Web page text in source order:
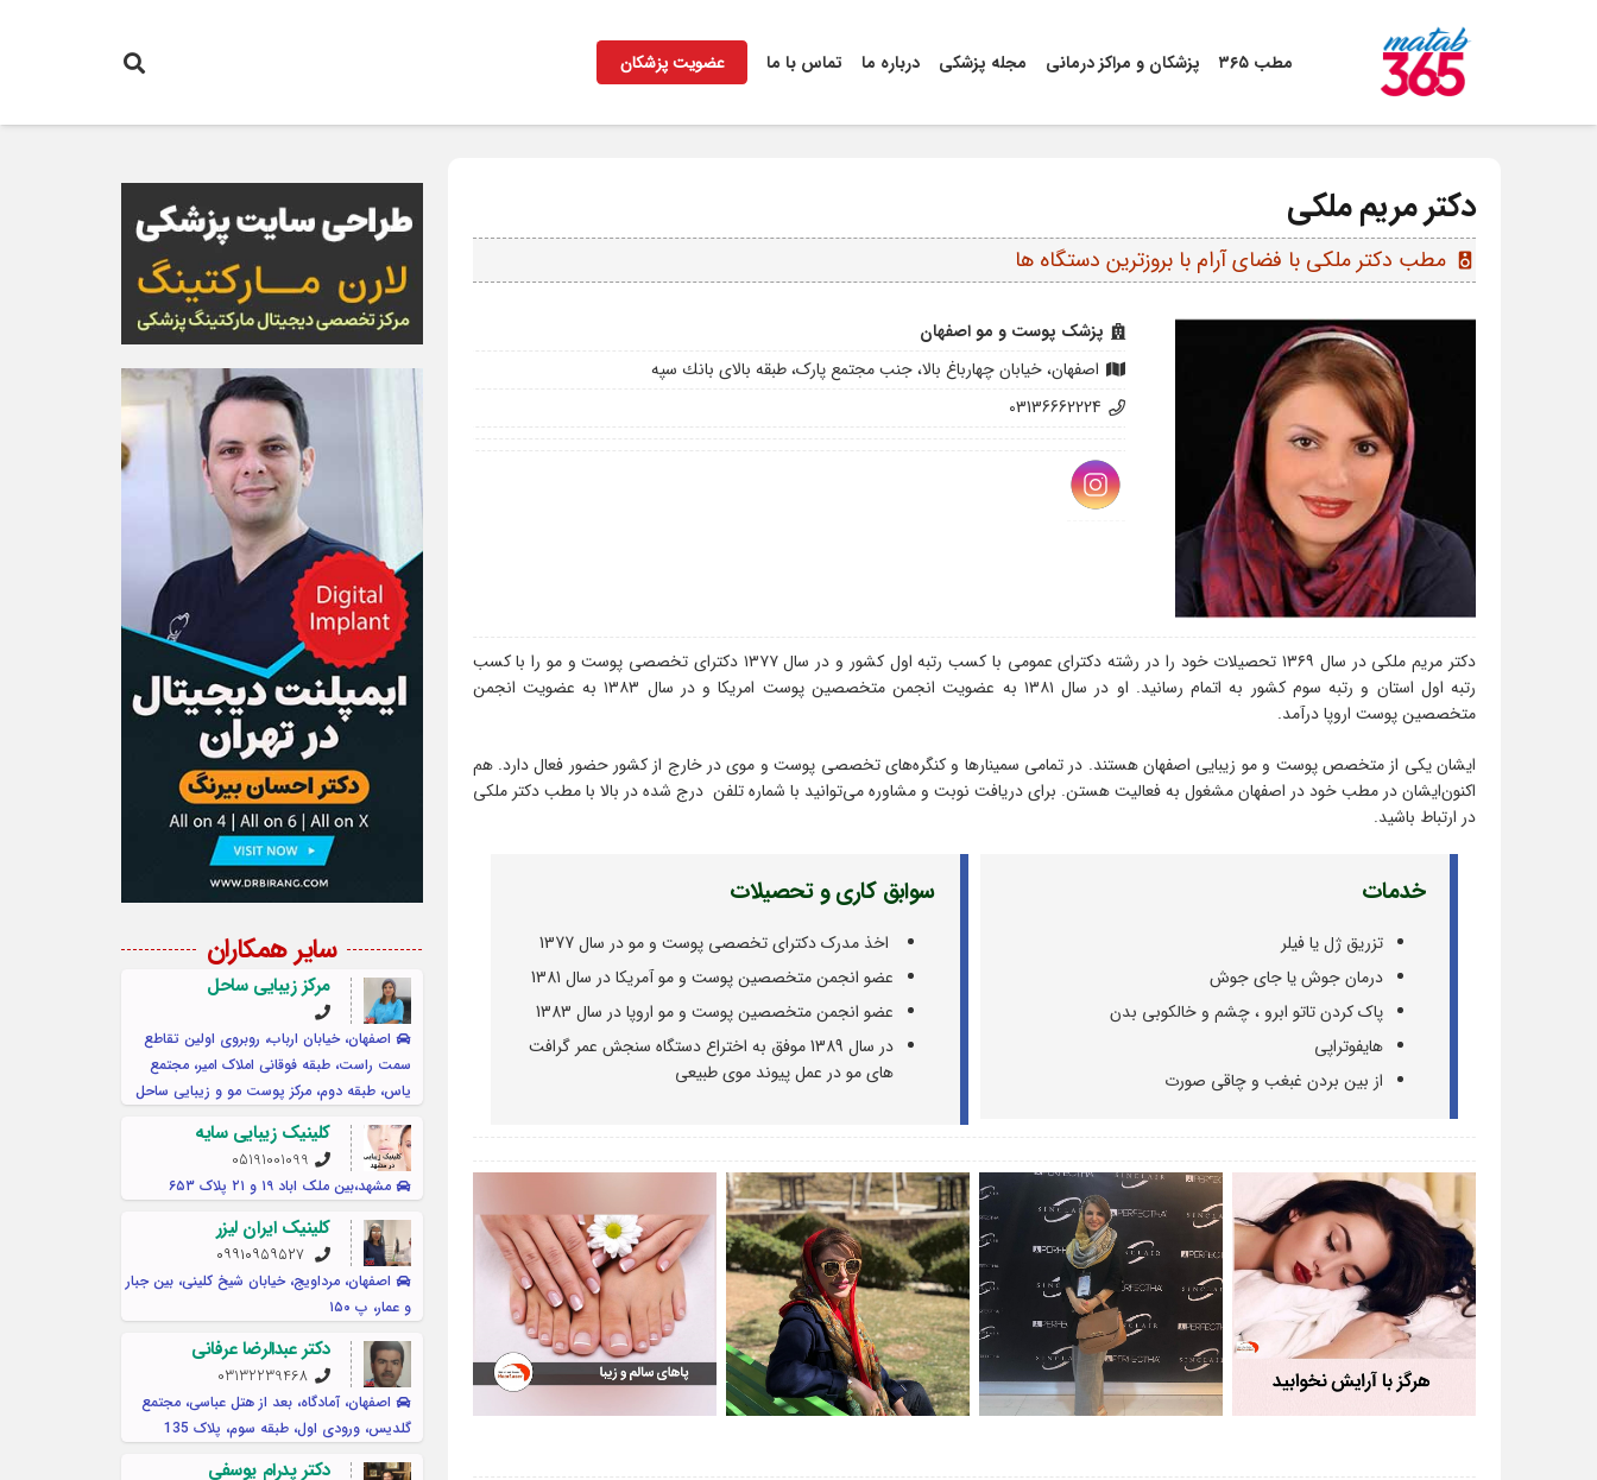
مطب ۳۶۵ پزشکان و مراکز درمانی مجله پزشکی درباره ما تماس با ما عضویت پزشکان
دکتر مریم ملکی
speaker مطب دکتر ملکی با فضای آرام با بروزترین دستگاه ها
پزشک پوست و مو اصفهان
اصفهان، خیابان چهارباغ بالا، جنب مجتمع پارک، طبقه بالاى بانك سپه
03136662224
دکتر مریم ملکی در سال ۱۳۶۹ تحصیلات خود را در رشته دکترای عمومی با کسب رتبه اول کشور و در سال ۱۳۷۷ دکترای تخصصی پوست و مو را با کسب
رتبه اول استان و رتبه سوم کشور به اتمام رسانید. او در سال ۱۳۸۱ به عضویت انجمن متخصصین پوست امریکا و در سال ۱۳۸۳ به عضویت انجمن
متخصصین پوست اروپا درآمد.‌
ایشان یکی از متخصص پوست و مو زیبایی اصفهان هستند. در تمامی سمینار‌ها و کنگره‌های تخصصی پوست و موی در خارج از کشور حضور فعال دارد. هم
اکنون‌ایشان در مطب خود در اصفهان مشغول به فعالیت هستن. برای دریافت نوبت و مشاوره می‌توانید با شماره تلفن درج شده در بالا با مطب دکتر ملکی
در ارتباط باشید.
خدمات
تزریق ژل یا فیلر
درمان جوش یا جای جوش
پاک کردن تاتو ابرو ، چشم و خالکوبی بدن
هایفوتراپی
از بین بردن غبغب و چاقی صورت
سوابق کاری و تحصیلات
اخذ مدرک دکترای تخصصی پوست و مو در سال 1377
عضو انجمن متخصصین پوست و مو آمریکا در سال 1381
عضو انجمن متخصصین پوست و مو اروپا در سال 1383
در سال 1389 موفق به اختراع دستگاه سنجش عمر گرافت
های مو در عمل پیوند موی طبیعی
سایر همکاران
مرکز زیبایی ساحل
اصفهان، خیابان ارباب، روبروی اولین تقاطع
سمت راست، طبقه فوقانی املاک امیر، مجتمع
یاس، طبقه دوم، مرکز پوست مو و زیبایی ساحل
کلینیک زیبایی سایه
05191001099
مشهد،بین ملک اباد ۱۹ و ۲۱ پلاک ۶۵۳
کلینیک ایران لیزر
۰۹۹۱۰۹۵۹۵۲۷
اصفهان، مرداویج، خیابان شیخ کلینی، بین جبار
و عمار، پ ۱۵۰
دکتر عبدالرضا عرفانی
03132239468
اصفهان، آمادگاه، بعد از هتل عباسی، مجتمع
گلدیس، ورودی اول، طبقه سوم، پلاک 135
دکتر پدرام یوسفی